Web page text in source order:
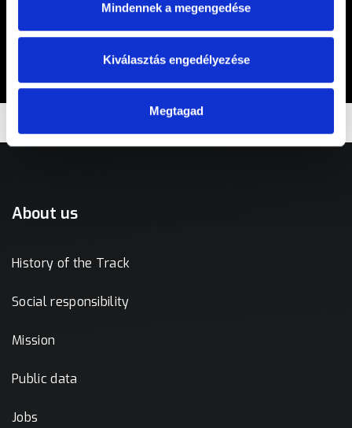
Mindennek a megengedése
Kiválasztás engedélyezése
Megtagad
privacy policy.*
About us
History of the Track
Social responsibility
Mission
Public data
Jobs